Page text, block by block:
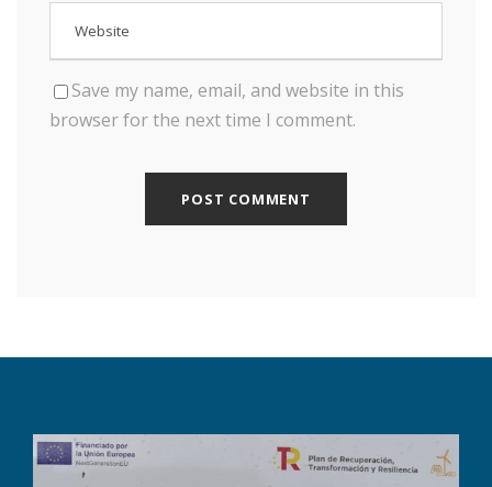
Save my name, email, and website in this
browser for the next time I comment.